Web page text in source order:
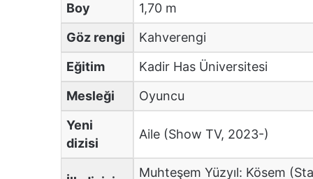
Boy
1,70 m
Göz rengi
Kahverengi
Eğitim
Kadir Has Üniversitesi
Mesleği
Oyuncu
Yeni
dizisi
Aile (Show TV, 2023-)
Muhteşem Yüzyıl: Kösem